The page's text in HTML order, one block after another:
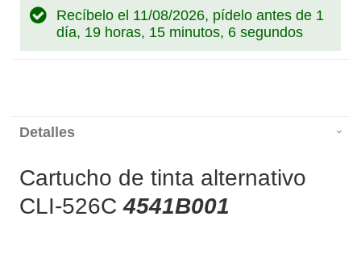
Recíbelo el 11/08/2026, pídelo antes de 1
día, 19 horas, 15 minutos, 5 segundos
Detalles
Cartucho de tinta alternativo
CLI-526C4541B001